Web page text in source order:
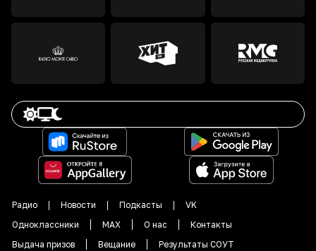
Радио Новости Подкасты
VK
Одноклассники
MAX О нас
Контакты
Выдача призов
Вещание Результаты СОУТ